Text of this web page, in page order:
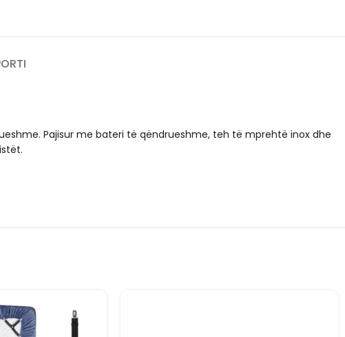
Pajisur me bateri të qëndrueshme, teh të mprehtë inox dhe